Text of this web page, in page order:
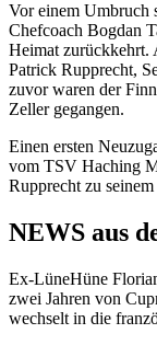
Vor einem Umbruch
Chefcoach Bogdan
Heimat zurückkehrt.
Patrick Rupprecht,
zuvor waren der
Zeller gegangen.
Einen ersten
vom TSV Haching
Rupprecht zu
NEWS aus
Ex-LüneHüne
zwei Jahren von
wechselt in die